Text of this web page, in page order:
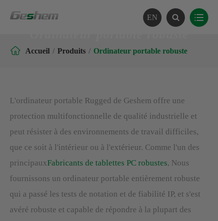
EN
 Accueil Produits Ordinateur portable robuste
L'ordinateur portable Rugged de Geshem offre une
protection multifonctionnelle de qualité industrielle et
peut résister à des environnements de travail difficiles,
que ce soit à l'intérieur ou à l'extérieur. Comme l'un des
principauxFabricants de tablettes PC robustes, Nous
fournissons un ordinateur portable entièrement robuste
qui a passé les tests de notation et de fiabilité IP, et s'est
avéré robuste et capable de répondre à la plupart des